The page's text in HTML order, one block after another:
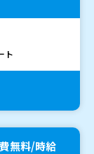
ト
無料/時給